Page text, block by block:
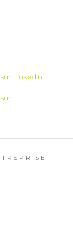
Linkedin